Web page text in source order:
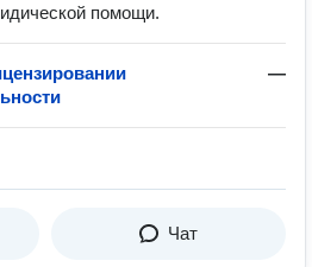
помощи.
—
Чат